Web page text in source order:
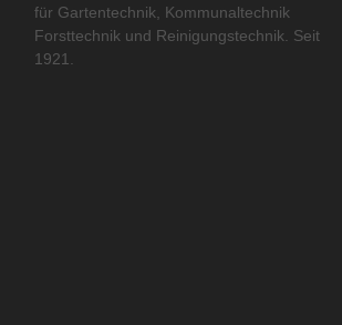
für Gartentechnik
Kommunaltechnik
Forsttechnik und Reinigungstechnik . Seit
1921.